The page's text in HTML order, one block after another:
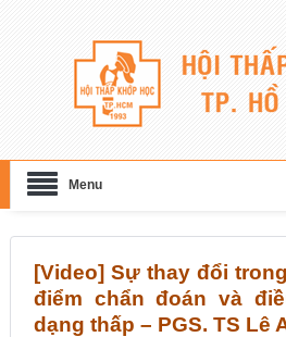
Menu
[Video] Sự thay đổi
điểm chẩn đoán và
dạng thấp – PGS. TS Lê